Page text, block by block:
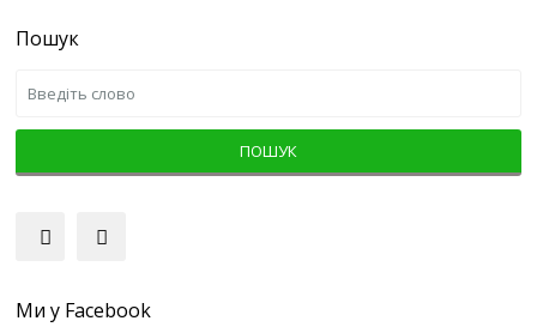
Пошук
ПОШУК
Ми у Facebook